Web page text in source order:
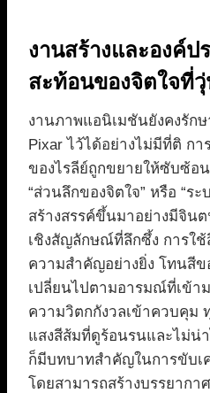
งานสร้างและองค์
สะท้อนของจิตใจที่วุ่
งานภาพแอนิเมชันยังคงรัก
Pixar ไว้ได้อย่างไม่มีที่ติ ก
ของไรลีย์ถูกขยายให้ซับซ้อ
“ส่วนลึกของจิตใจ” หรือ “ระ
สร้างสรรค์ขึ้นมาอย่างมีจิน
เชิงสัญลักษณ์ที่ลึกซึ้ง การใ
ความสำคัญอย่างยิ่ง โทนสี
เปลี่ยนไปตามอารมณ์ที่เข้า
ความวิตกกังวลเข้าควบคุม
แสงสีส้มที่ดูร้อนรนและไม่น่
ก็มีบทบาทสำคัญในการขับ
โดยสามารถสร้างบรรยาก